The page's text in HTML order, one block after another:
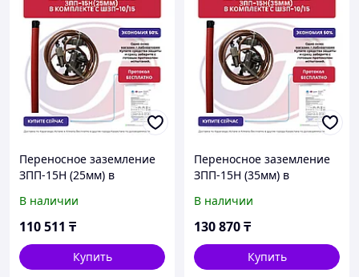
Переносное заземление
ЗПП-15Н (25мм) в
протокол испытания
бесплатно
В наличии
110 511 ₸
Купить
Переносное заземление
ЗПП-15Н (35мм) в
протокол испытания
бесплатно
В наличии
130 870₸
Купить